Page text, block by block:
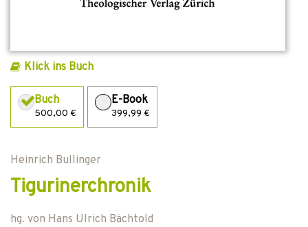
Klick ins Buch
Buch
500,00 €
E-Book
399,99 €
Heinrich Bullinger
Tigurinerchronik
hg. von Hans Ulrich Bächtold